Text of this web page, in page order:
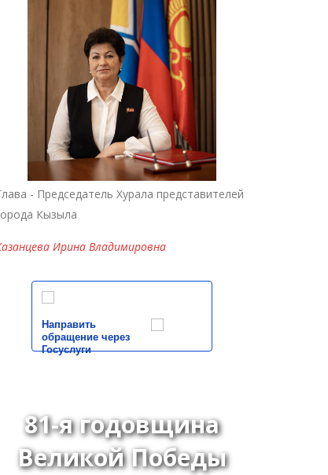
- Председатель Хурала представителей
Кызыла
Ирина Владимировна
Направить
обращение через
Госуслуги
81-я годовщина
Великой Победы